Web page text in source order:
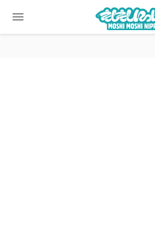
menu